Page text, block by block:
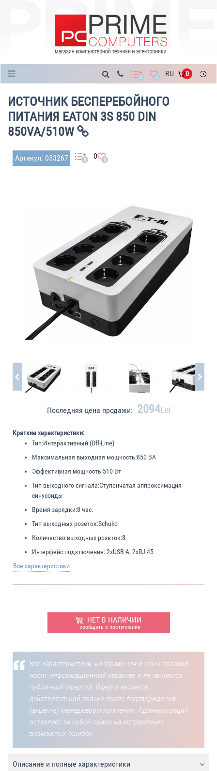
0 0 RU 0
ИСТОЧНИК БЕСПЕРЕБОЙНОГО
ПИТАНИЯ EATON 3S 850 DIN
850VA/510W
Артикул: 053267 0 0 0
Последняя цена продажи: 2094Lei
Краткие характеристики:
Тип:Интерактивный (Off-Line)
Максимальная выходная мощность:850 ВА
Эффективная мощность:510 Вт
Тип выходного сигнала:Ступенчатая аппроксимация
синусоиды
Время зарядки:8 час.
Тип выходных розеток:Schuko
Количество выходных розеток:8
Интерфейс подключения:2xUSB A, 2xRJ-45
Все характеристики
НЕТ В НАЛИЧИИ
сообщить о поступлении
Все характеристики, изображения и цены товаров
носят информационный характер и не являются
публичной офертой. Оферта является
действительной только после подтверждения
(акцепта) менеджером компании. Администрация
оставляет за собой право на исправление
возможных ошибок.
Описание и полные характеристики